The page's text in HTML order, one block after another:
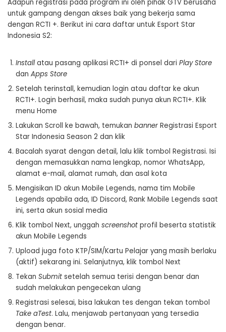
Adapun registrasi pada program ini oleh pihak GTV berusaha
untuk gampang dengan akses baik yang bekerja sama
dengan RCTI +. Berikut ini cara daftar untuk Esport Star
Indonesia S2:
Installatau pasang aplikasi RCTI+ di ponsel dari Play Store
dan Apps Store
Setelah terinstall, kemudian login atau daftar ke akun
RCTI+. Login berhasil, maka sudah punya akun RCTI+. Klik
menu Home
Lakukan Scroll ke bawah, temukan banner Registrasi Esport
Star Indonesia Season 2 dan klik
Bacalah syarat dengan detail, lalu klik tombol Registrasi. Isi
dengan memasukkan nama lengkap, nomor WhatsApp,
alamat e-mail, alamat rumah, dan asal kota
Mengisikan ID akun Mobile Legends, nama tim Mobile
Legends apabila ada, ID Discord, Rank Mobile Legends saat
ini, serta akun sosial media
Klik tombol Next, unggah screenshot profil beserta statistik
akun Mobile Legends
Upload juga foto KTP/SIM/Kartu Pelajar yang masih berlaku
(aktif) sekarang ini. Selanjutnya, klik tombol Next
Tekan Submit setelah semua terisi dengan benar dan
sudah melakukan pengecekan ulang
Registrasi selesai, bisa lakukan tes dengan tekan tombol
Take aTest. Lalu, menjawab pertanyaan yang tersedia
dengan benar.